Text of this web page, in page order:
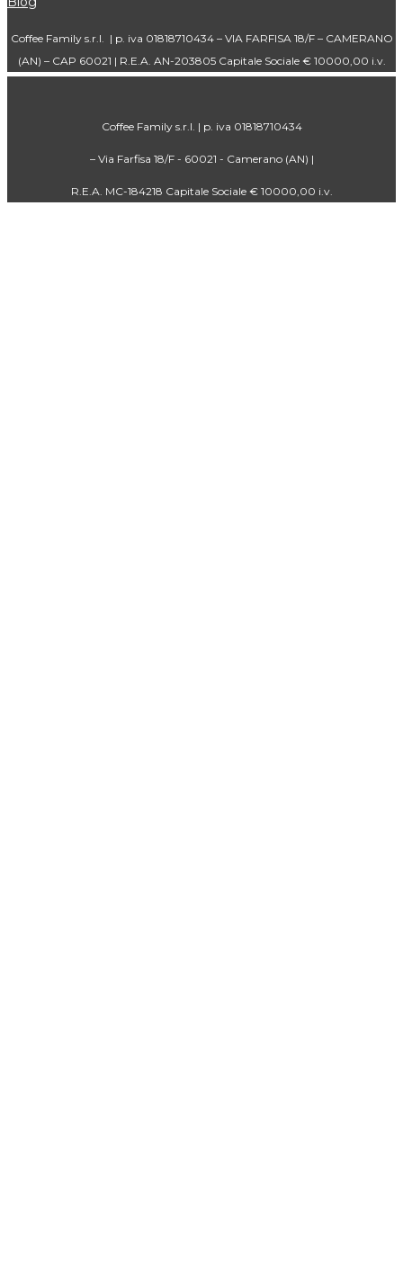
Coffee Family s.r.l. | p. iva 01818710434 – VIA FARFISA 18/F – CAMERANO
(AN) – CAP 60021 | R.E.A. AN-203805 Capitale Sociale € 10000,00 i.v.
Coffee Family s.r.l. | p. iva 01818710434
– Via Farfisa 18/F - 60021 - Camerano (AN) |
R.E.A. MC-184218 Capitale Sociale € 10000,00 i.v.